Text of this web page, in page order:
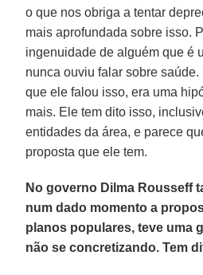
o que nos obriga a tentar
mais aprofundada sobre isso.
ingenuidade de alguém que é
nunca ouviu falar sobre
que ele falou isso, era uma
mais. Ele tem dito isso,
entidades da área, e parece
proposta que ele tem.
No governo Dilma Rousseff
num dado momento a
planos populares, teve uma
não se concretizando. Tem